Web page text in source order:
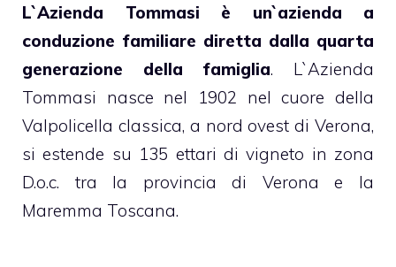
L`Azienda Tommasi è un`azienda a
conduzione familiare diretta dalla quarta
generazione della famiglia. L`Azienda
Tommasi nasce nel 1902 nel cuore della
Valpolicella classica, a nord ovest di Verona,
si estende su 135 ettari di vigneto in zona
D.o.c. tra la provincia di Verona e la
Maremma Toscana.